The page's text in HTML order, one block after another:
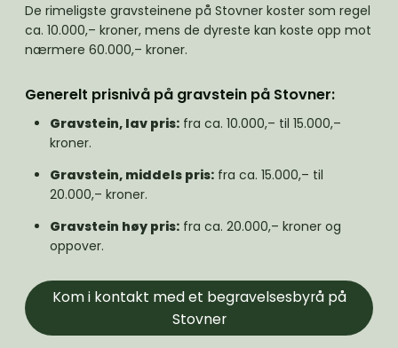
De rimeligste gravsteinene på Stovner koster som regel
ca. 10.000,– kroner, mens de dyreste kan koste opp mot
nærmere 60.000,– kroner.
Generelt prisnivå på gravstein på Stovner:
Gravstein, lav pris: fra ca. 10.000,– til 15.000,–
kroner.
Gravstein, middels pris: fra ca. 15.000,– til
20.000,– kroner.
Gravstein høy pris: fra ca. 20.000,– kroner og
oppover.
Kom i kontakt med et begravelsesbyrå på
Stovner